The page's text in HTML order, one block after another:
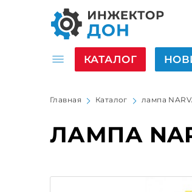
КАТАЛОГ
Главная Каталог лампа
ЛАМПА